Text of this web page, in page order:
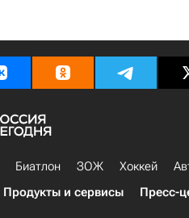
Биатлон ЗОЖ Хоккей
Продукты и сервисы Пресс-